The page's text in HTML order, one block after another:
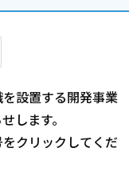
設置する開発事業
します。
クリックしてくだ